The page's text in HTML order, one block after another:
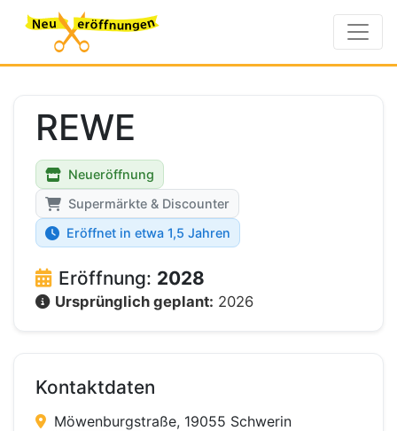
REWE
Neueröffnung
Supermärkte & Discounter
Eröffnet in etwa 1,5 Jahren
Eröffnung: 2028
Ursprünglich geplant: 2026
Kontaktdaten
Möwenburgstraße, 19055 Schwerin